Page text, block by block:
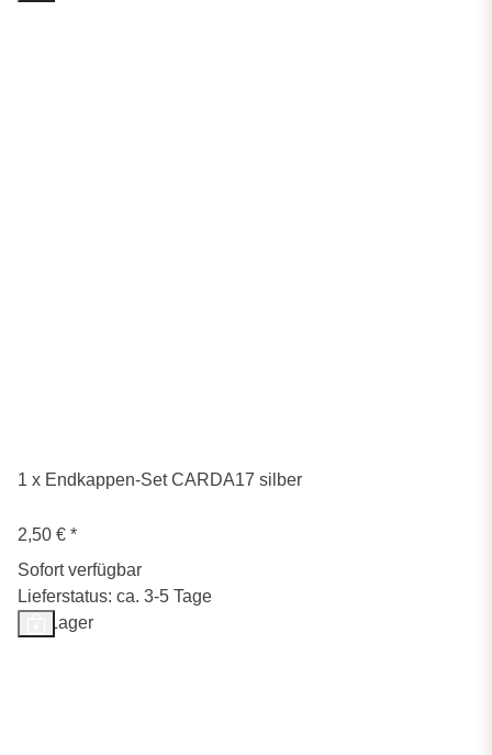
1 x Endkappen-Set CARDA17 silber
2,50 € *
Sofort verfügbar
Lieferstatus: ca. 3-5 Tage
Auf Lager